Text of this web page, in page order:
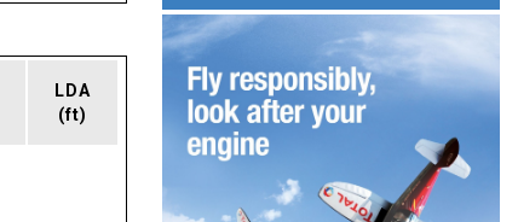
LDA
(ft)